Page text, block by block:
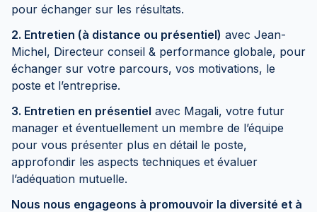
pour échanger sur les résultats.
2. Entretien (à distance ou présentiel) avec Jean-
Michel, Directeur conseil & performance globale, pour
échanger sur votre parcours, vos motivations, le
poste et l’entreprise.
3. Entretien en présentiel avec Magali, votre futur
manager et éventuellement un membre de l’équipe
pour vous présenter plus en détail le poste,
approfondir les aspects techniques et évaluer
l’adéquation mutuelle.
Nous nous engageons à promouvoir la diversité et à